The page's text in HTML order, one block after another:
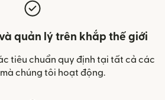
quản lý trên khắp thế giới
tiêu chuẩn quy định tại tất cả các
chúng tôi hoạt động.